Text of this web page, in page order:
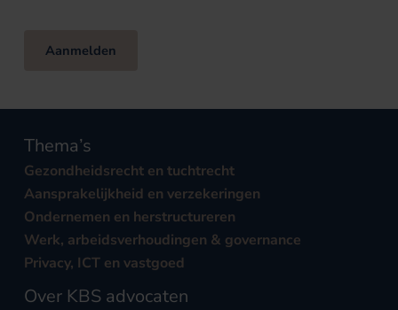
Aanmelden
Thema’s
Gezondheidsrecht en tuchtrecht
Aansprakelijkheid en verzekeringen
Ondernemen en herstructureren
Werk, arbeidsverhoudingen & governance
Privacy, ICT en vastgoed
Over KBS advocaten